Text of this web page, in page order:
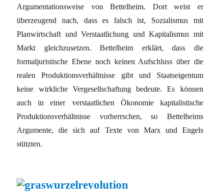
Argumentationsweise von Bettelheim. Dort weist er
überzeugend nach, dass es falsch ist, Sozialismus mit
Planwirtschaft und Verstaatlichung und Kapitalismus mit
Markt gleichzusetzen. Bettelheim erklärt, dass die
formaljuristische Ebene noch keinen Aufschluss über die
realen Produktionsverhältnisse gibt und Staatseigentum
keine wirkliche Vergesellschaftung bedeute. Es können
auch in einer verstaatlichen Ökonomie kapitalistische
Produktionsverhältnisse vorherrschen, so Bettelheims
Argumente, die sich auf Texte von Marx und Engels
stützten.